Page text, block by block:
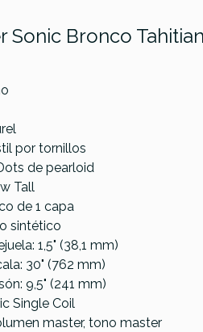
Sonic Bronco
por tornillos
de pearloid
Tall
de 1 capa
sintético
1,5" (38,1 mm)
30" (762 mm)
9,5" (241 mm)
Single Coil
master, tono master
Standard-IV Bass